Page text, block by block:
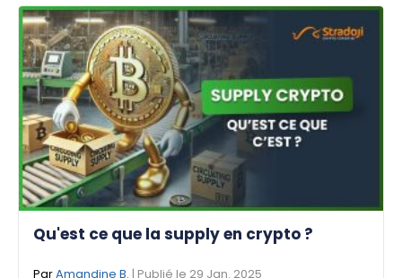
Qu'est ce que la supply en crypto ?
ParAmandine B. | Publié le 29 Jan. 2025